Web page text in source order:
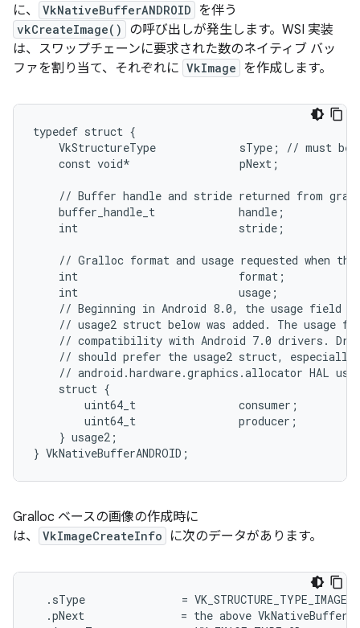
に、
VkNativeBufferANDROID を伴う
vkCreateImage()
の呼び出しが発生します。WSI 実装
は、スワップチェーンに要求された数のネイティブ バッ
ファを割り当て、それぞれに VkImage を作成します。
typedef struct {
VkStructureType             sType; // must
    const void*                 pNext;
// Buffer handle and stride returned from
    buffer_handle_t             handle;
    int                         stride;
// Gralloc format and usage requested when
    int                         format;
    int                         usage;
// Beginning in Android 8.0, the usage field
// usage2 struct below was added. The usage
// compatibility with Android 7.0 drivers.
// should prefer the usage2 struct, especially
// android.hardware.graphics.allocator HAL
    struct {
        uint64_t                consumer;
        uint64_t                producer;
    } usage2;
Gralloc ベースの画像の作成時に
は、
VkImageCreateInfo に次のデータがあります。
.sType               =
.pNext               = the above